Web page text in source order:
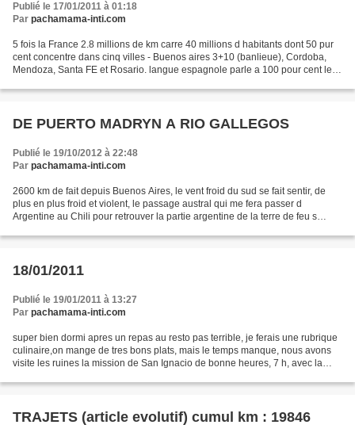
Publié le 17/01/2011 à 01:18
Par pachamama-inti.com
5 fois la France 2.8 millions de km carre 40 millions d habitants dont 50 pur
cent concentre dans cinq villes - Buenos aires 3+10 (banlieue), Cordoba,
Mendoza, Santa FE et Rosario. langue espagnole parle a 100 pour cent le
DE PUERTO MADRYN A RIO GALLEGOS
Publié le 19/10/2012 à 22:48
Par pachamama-inti.com
2600 km de fait depuis Buenos Aires, le vent froid du sud se fait sentir, de
plus en plus froid et violent, le passage austral qui me fera passer d
Argentine au Chili pour retrouver la partie argentine de la terre de feu s
18/01/2011
Publié le 19/01/2011 à 13:27
Par pachamama-inti.com
super bien dormi apres un repas au resto pas terrible, je ferais une rubrique
culinaire,on mange de tres bons plats, mais le temps manque, nous avons
visite les ruines la mission de San Ignacio de bonne heures, 7 h, avec la
TRAJETS (article evolutif) cumul km : 19846